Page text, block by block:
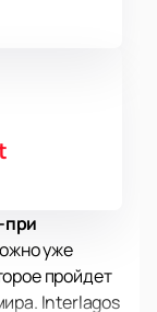
при
уже
пройдет
Interlagos